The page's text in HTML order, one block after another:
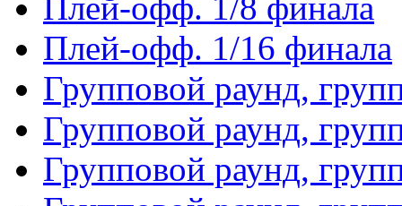
Плей-офф. 1/16 финала
Групповой раунд,
Групповой раунд,
Групповой раунд,